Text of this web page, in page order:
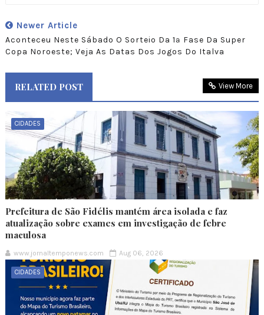
Newer Article
Aconteceu Neste Sábado O Sorteio Da 1ª Fase Da Super
Copa Noroeste; Veja As Datas Dos Jogos Do Italva
RELATED POST View More
CIDADES
Prefeitura de São Fidélis mantém área isolada e faz
atualização sobre exames em investigação de febre
maculosa
www.jornaltemponews.com Aug 06, 2026
CIDADES